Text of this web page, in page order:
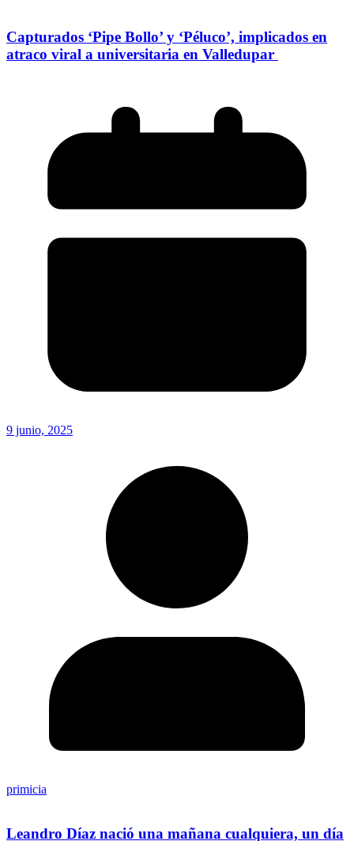
Capturados ‘Pipe Bollo’ y ‘Péluco’, implicados en
atraco viral a universitaria en Valledupar
9 junio, 2025
primicia
Leandro Díaz nació una mañana cualquiera, un día